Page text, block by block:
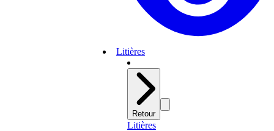
Litières
Retour
Litières